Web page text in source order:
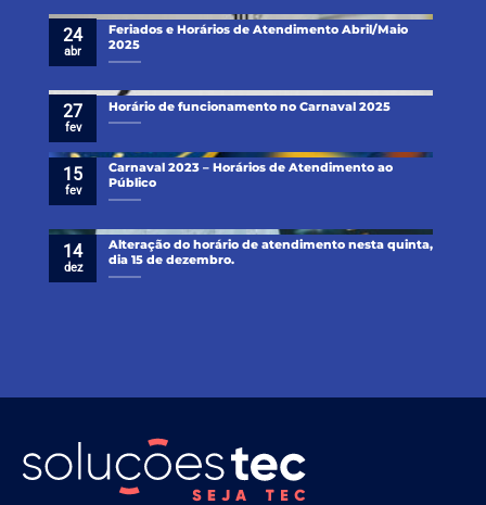
Feriados e Horários de Atendimento Abril/Maio
2025
24
abr
Horário de funcionamento no Carnaval 2025
27
fev
Carnaval 2023 – Horários de Atendimento ao
Público
15
fev
Alteração do horário de atendimento nesta quinta,
dia 15 de dezembro.
14
dez